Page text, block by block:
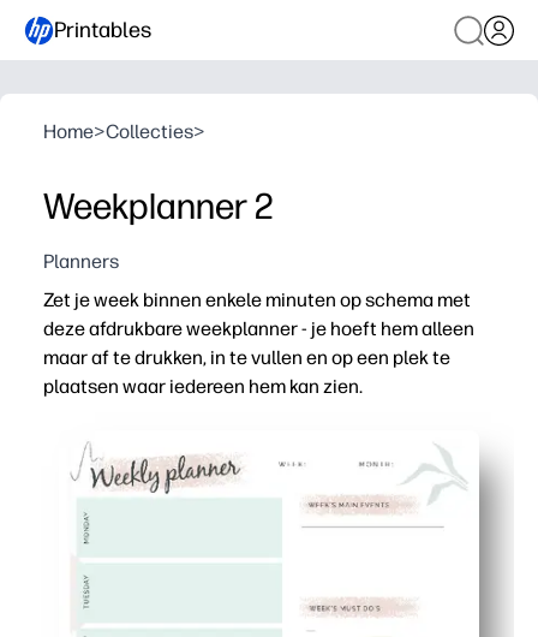
Printables
Home>Collecties>
Weekplanner 2
Planners
Zet je week binnen enkele minuten op schema met
deze afdrukbare weekplanner - je hoeft hem alleen
maar af te drukken, in te vullen en op een plek te
plaatsen waar iedereen hem kan zien.
Installatie zonder voorbereiding: u hoeft alleen maar
Duidelijke wekelijkse weergave - dagelijkse secties
Zorgt voor onafhankelijkheid - kinderen checken
Flexibel voor thuis of in de klas - gebruik het voor